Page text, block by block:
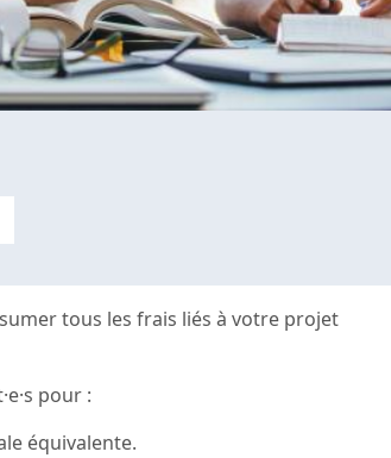
tous les frais liés à votre projet
pour :
équivalente.